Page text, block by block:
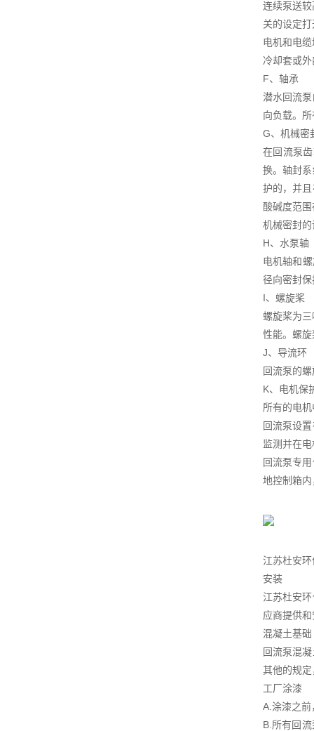
连续泵送
关的设定
电机和电
冷却套或
F、轴承
潜水回流
向负载。
G、机械密
在回流泵
换。轴封
护的，并
酸碱度范
机械密封
H、水泵轴
电机轴和
径向密封
I、螺旋桨
螺旋桨为
性能。螺
J、导流环
回流泵的
K、电机保
所有的电
回流泵设
监测并在
回流泵专
地控制箱
江苏杜安
安装
江苏杜安
应商提供
混凝土基础
回流泵混
其他的规
工厂涂漆
A.涂漆之
B.所有回